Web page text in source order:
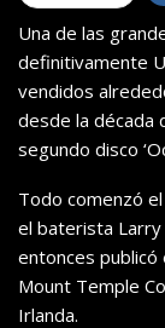
Una de las
definitivamente
vendidos
desde la década
segundo disco
Todo comenzó
el baterista Larry
entonces publicó
Mount Temple
Irlanda.